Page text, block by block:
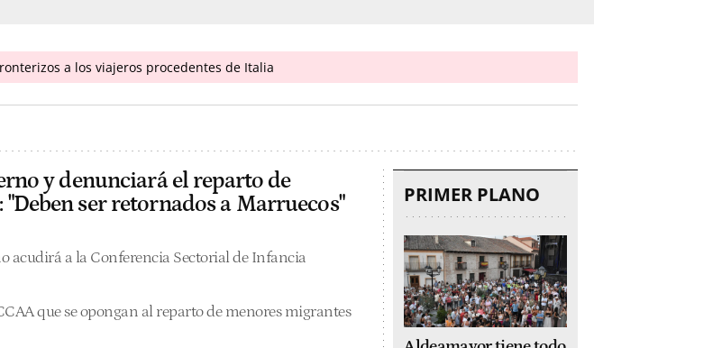
a los viajeros procedentes de Italia
y denunciará el reparto de
"Deben ser retornados a Marruecos"
acudirá a la Conferencia Sectorial de Infancia
que se opongan al reparto de menores migrantes
PRIMER PLANO